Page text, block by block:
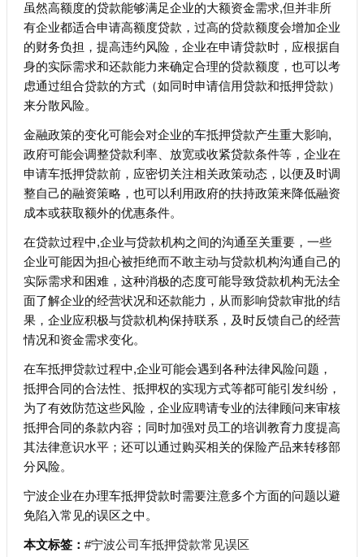
虽然高额度的贷款能够满足企业的大额资金需求,但并非所
有企业都适合申请高额度贷款，过高的贷款额度会增加企业
的财务负担，提高违约风险，企业在申请贷款时，应根据自
身的实际需求和还款能力来确定合理的贷款额度，也可以考
虑通过组合贷款的方式（如同时申请信用贷款和抵押贷款）
来分散风险。
金融政策的变化可能会对企业的车抵押贷款产生重大影响,
政府可能会调整贷款利率、放宽或收紧贷款条件等，企业在
申请车抵押贷款前，应密切关注相关政策动态，以便及时调
整自己的融资策略，也可以利用政府的扶持政策来降低融资
成本或获取额外的优惠条件。
在贷款过程中,企业与贷款机构之间的沟通至关重要，一些
企业可能因为担心被拒绝而不敢主动与贷款机构沟通自己的
实际需求和困难，这种消极的态度可能导致贷款机构无法全
面了解企业的经营状况和还款能力，从而影响贷款审批的结
果，企业应积极与贷款机构保持联系，及时反馈自己的经营
情况和资金需求变化。
在车抵押贷款过程中,企业可能会遇到各种法律风险问题，
抵押合同的合法性、抵押权的实现方式等都可能引发纠纷，
为了有效防范这些风险，企业应聘请专业的法律顾问来审核
抵押合同的条款内容；同时加强对员工的培训教育力度提高
其法律意识水平；还可以通过购买相关的保险产品来转移部
分风险。
宁波企业在办理车抵押贷款时需要注意多个方面的问题以避
免陷入常见的误区之中。
本文标签： #宁波公司车抵押贷款常见误区